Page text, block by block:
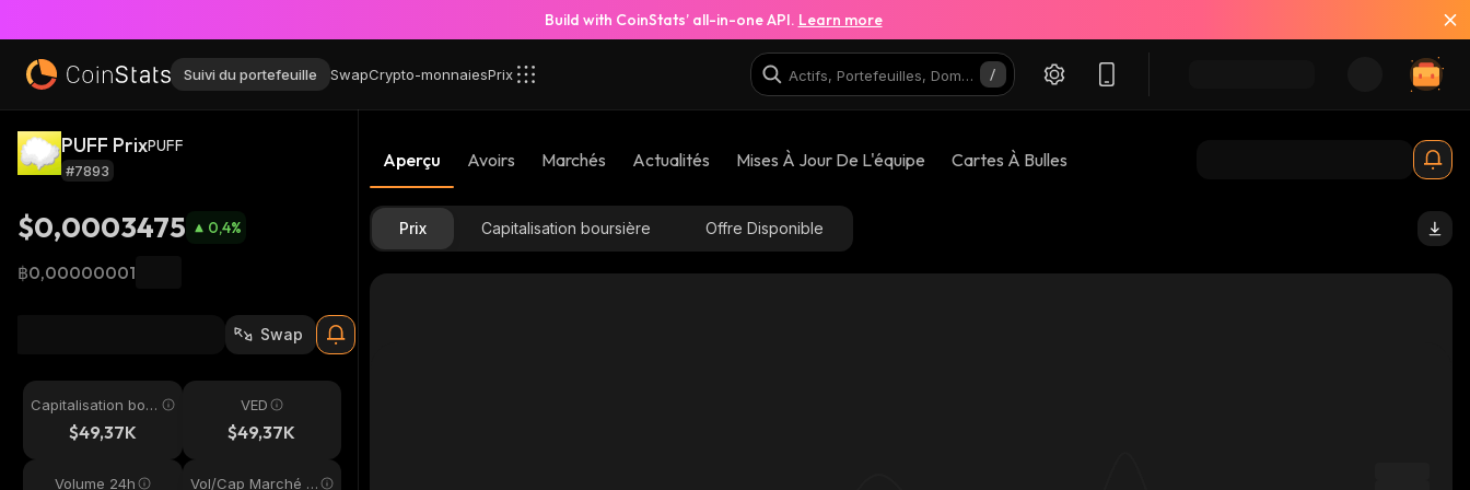
Build with CoinStats’ all-in-one API. Learn more
Suivi du portefeuille SwapCrypto-monnaiesPrix
PUFF PrixPUFF
#7893
$0,0003475 0,4%
฿0,00000001
Swap
Capitalisation bou
$49,37K
VED
$49,37K
Volume 24h Vol/Cap Marché 2
Aperçu Avoirs Marchés Actualités Mises À Jour De L'équipe Cartes À Bulles
Prix Capitalisation boursière Offre Disponible